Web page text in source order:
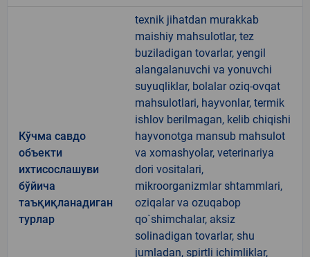
Кўчма савдо
объекти
ихтисослашуви
бўйича
таъқиқланадиган
турлар
texnik jihatdan murakkab
maishiy mahsulotlar, tez
buziladigan tovarlar, yengil
alangalanuvchi va yonuvchi
suyuqliklar, bolalar oziq-ovqat
mahsulotlari, hayvonlar, termik
ishlov berilmagan, kelib chiqishi
hayvonotga mansub mahsulot
va xomashyolar, veterinariya
dori vositalari,
mikroorganizmlar shtammlari,
oziqalar va ozuqabop
qo`shimchalar, aksiz
solinadigan tovarlar, shu
jumladan, spirtli ichimliklar,